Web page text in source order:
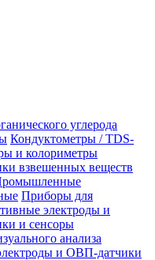
углерода
Кондуктометры / TDS-
и колориметры
взвешенных веществ
Приборы для
электроды и
и сенсоры
анализа
и ОВП-датчики